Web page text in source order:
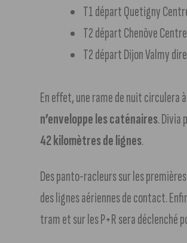
T1 départ Quetigny
T2 départ Chenôve
T2 départ Dijon Valmy
En effet, une rame de nuit circulera
n’enveloppe les caténaires.
42 kilomètres de lignes.
Des panto-racleurs sur les
des lignes aériennes de contact.
tram et sur les P+R sera déclenché